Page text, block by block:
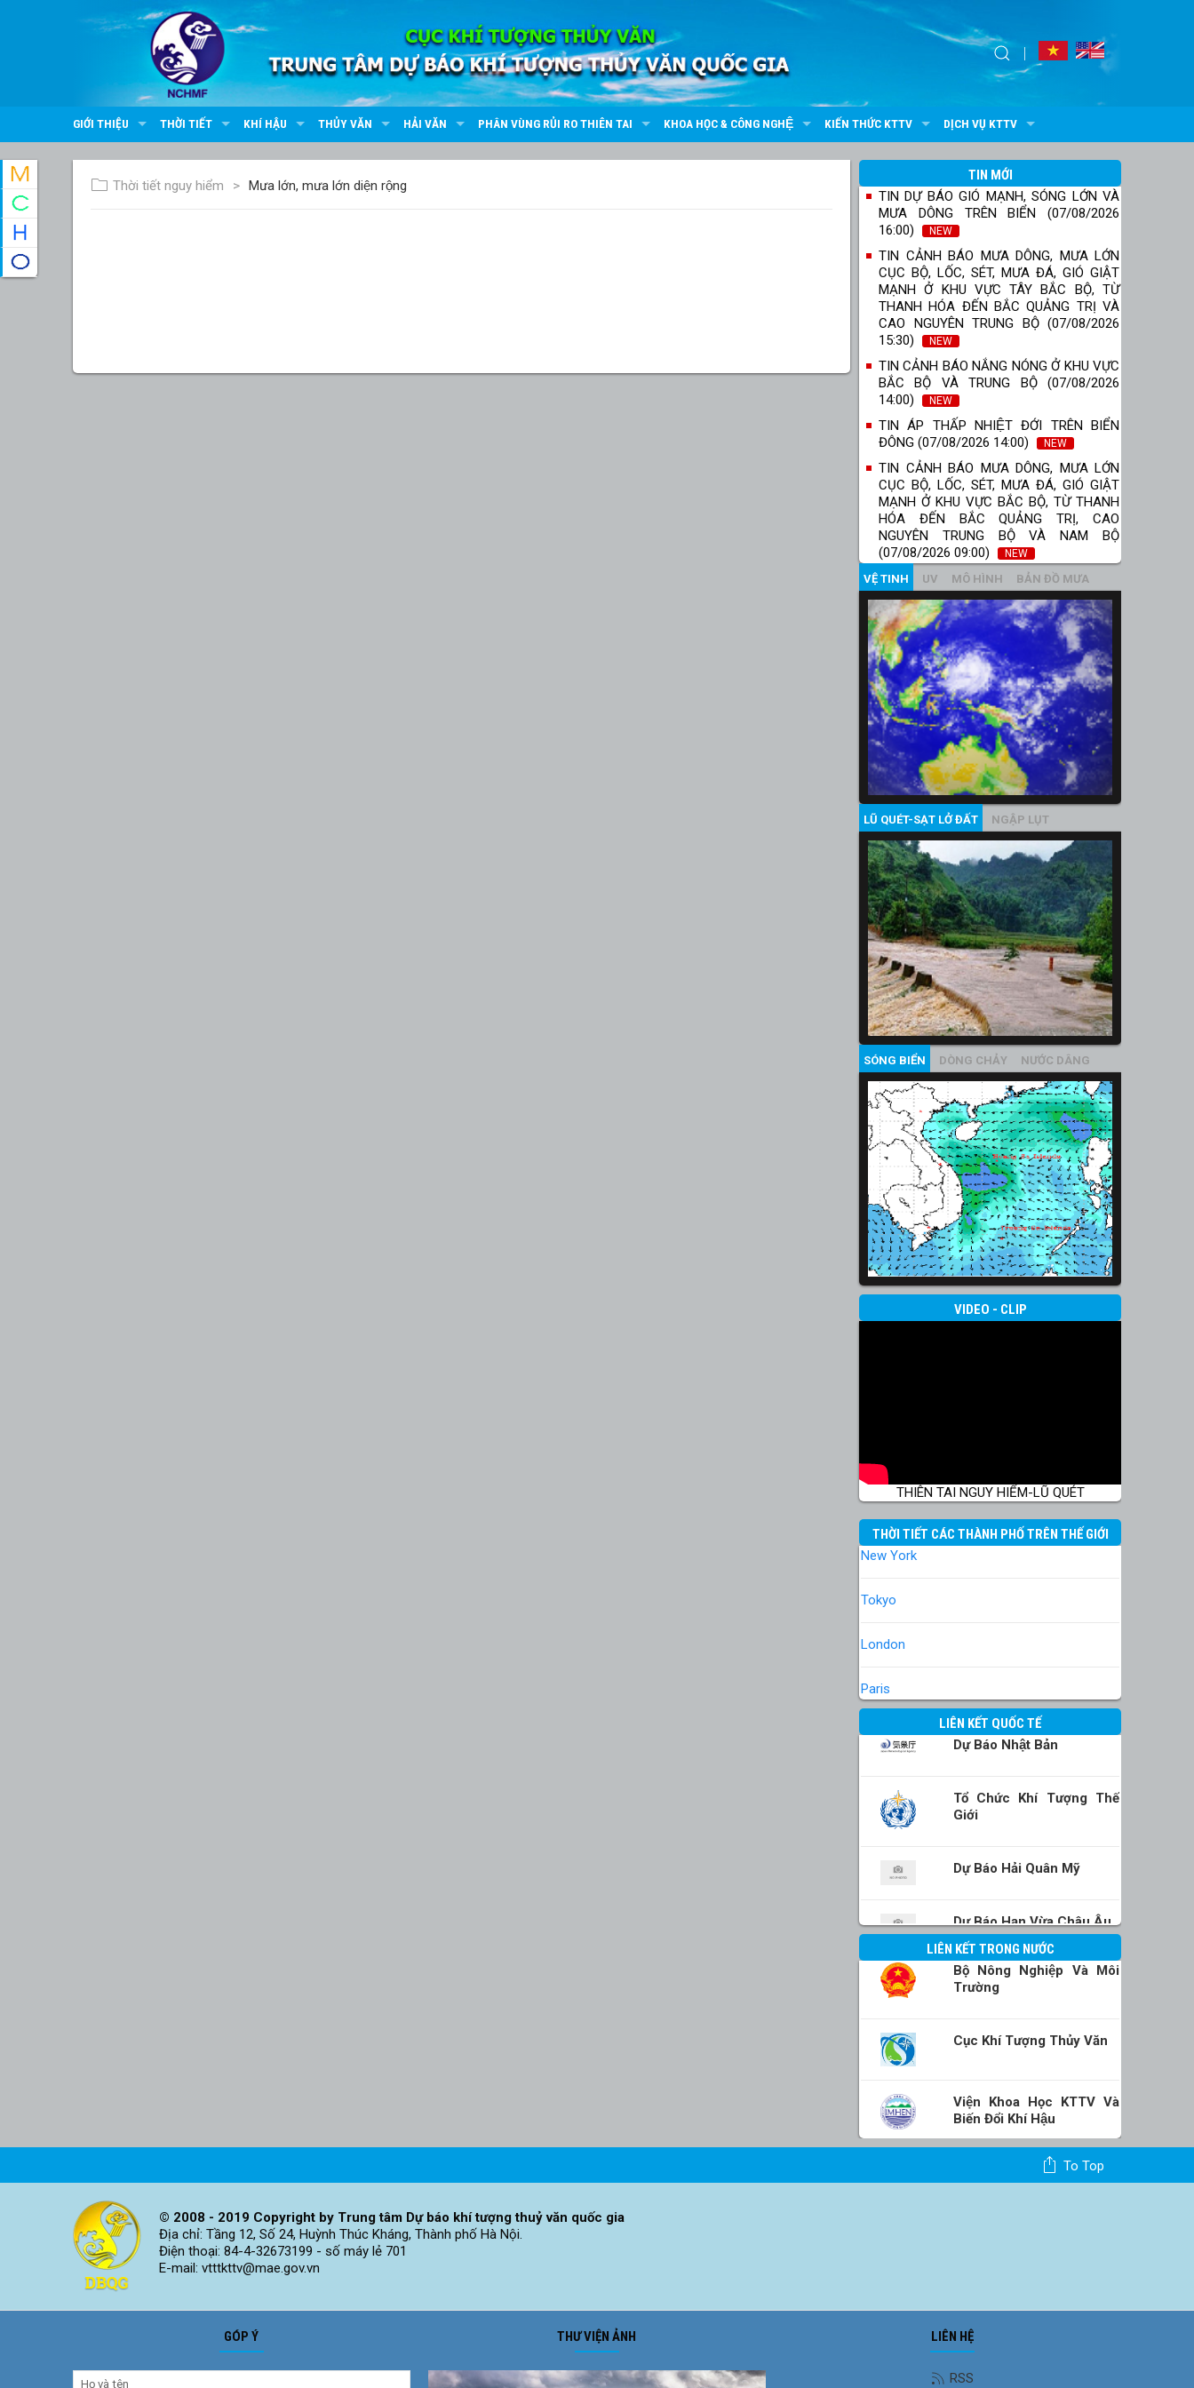
GIỚI THIỆU THỜI TIẾT KHÍ HẬU THỦY VĂN HẢI VĂN PHÂN VÙNG RỦI RO THIÊN TAI KHOA HỌC & CÔNG NGHỆ KIẾN THỨC KTTV DỊCH VỤ KTTV
Thời tiết nguy hiểm Mưa lớn, mưa lớn diện rộng
TIN MỚI
TIN DỰ BÁO GIÓ MẠNH, SÓNG LỚN VÀ
MƯA DÔNG TRÊN BIỂN (07/08/2026
16:00)
NEW
TIN CẢNH BÁO MƯA DÔNG, MƯA LỚN
CỤC BỘ, LỐC, SÉT, MƯA ĐÁ, GIÓ GIẬT
MẠNH Ở KHU VỰC TÂY BẮC BỘ, TỪ
THANH HÓA ĐẾN BẮC QUẢNG TRỊ VÀ
CAO NGUYÊN TRUNG BỘ (07/08/2026
15:30)
NEW
TIN CẢNH BÁO NẮNG NÓNG Ở KHU VỰC
BẮC BỘ VÀ TRUNG BỘ (07/08/2026
14:00)
NEW
TIN ÁP THẤP NHIỆT ĐỚI TRÊN BIỂN
ĐÔNG (07/08/2026 14:00)
NEW
TIN CẢNH BÁO MƯA DÔNG, MƯA LỚN
CỤC BỘ, LỐC, SÉT, MƯA ĐÁ, GIÓ GIẬT
MẠNH Ở KHU VỰC BẮC BỘ, TỪ THANH
HÓA ĐẾN BẮC QUẢNG TRỊ, CAO
NGUYÊN TRUNG BỘ VÀ NAM BỘ
(07/08/2026 09:00)
NEW
VỆ TINH UV MÔ HÌNH BẢN ĐỒ MƯA
LŨ QUÉT-SẠT LỞ ĐẤT NGẬP LỤT
SÓNG BIỂN DÒNG CHẢY NƯỚC DÂNG
VIDEO - CLIP
THIÊN TAI NGUY HIỂM-LŨ QUÉT
THỜI TIẾT CÁC THÀNH PHỐ TRÊN THẾ GIỚI
New York
Tokyo
London
Paris
LIÊN KẾT QUỐC TẾ
Dự Báo Nhật Bản
Tổ Chức Khí Tượng Thế
Giới
Dự Báo Hải Quân Mỹ
Dự Báo Hạn Vừa Châu Âu
LIÊN KẾT TRONG NƯỚC
Bộ Nông Nghiệp Và Môi
Trường
Cục Khí Tượng Thủy Văn
Viện Khoa Học KTTV Và
Biến Đổi Khí Hậu
To Top
© 2008 - 2019 Copyright by Trung tâm Dự báo khí tượng thuỷ văn quốc gia
Địa chỉ: Tầng 12, Số 24, Huỳnh Thúc Kháng, Thành phố Hà Nội.
Điện thoại: 84-4-32673199 - số máy lẻ 701
E-mail: vtttkttv@mae.gov.vn
GÓP Ý THƯ VIỆN ẢNH LIÊN HỆ
RSS